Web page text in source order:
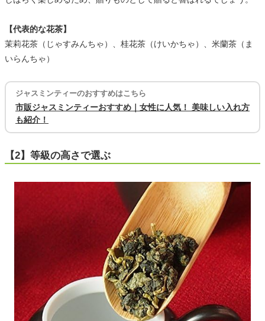
【代表的な花茶】
茉莉花茶（じゃすみんちゃ）、桂花茶（けいかちゃ）、米蘭茶（ま
いらんちゃ）
ジャスミンティーのおすすめはこちら
市販ジャスミンティーおすすめ｜女性に人気！ 美味しい入れ方
も紹介！
【2】等級の高さで選ぶ